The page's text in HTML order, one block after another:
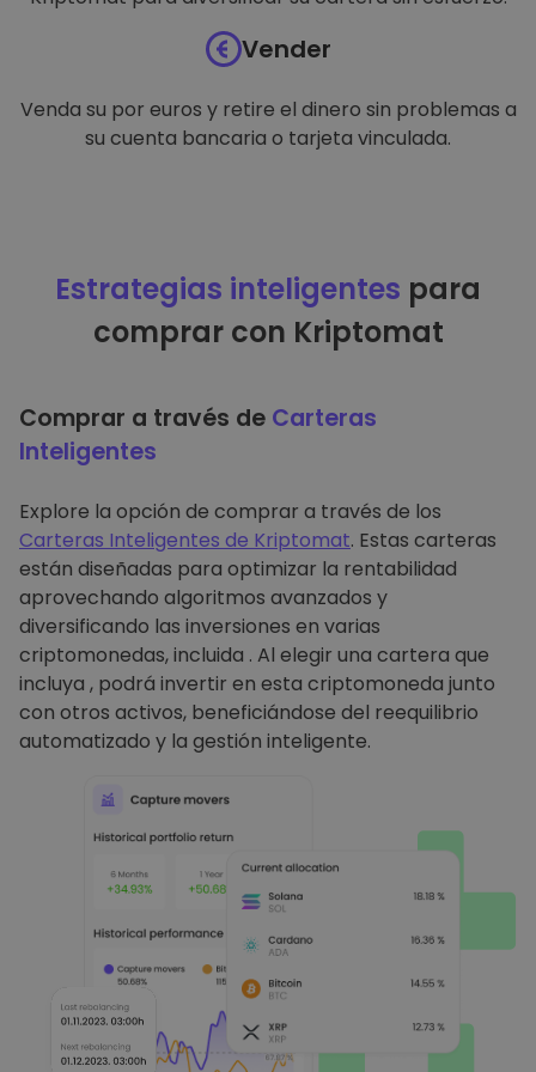
Vender
Venda su por euros y retire el dinero sin problemas a
su cuenta bancaria o tarjeta vinculada.
Estrategias inteligentes para
comprar con Kriptomat
Comprar a través de Carteras
Inteligentes
Explore la opción de comprar a través de los
Carteras Inteligentes de Kriptomat. Estas carteras
están diseñadas para optimizar la rentabilidad
aprovechando algoritmos avanzados y
diversificando las inversiones en varias
criptomonedas, incluida . Al elegir una cartera que
incluya , podrá invertir en esta criptomoneda junto
con otros activos, beneficiándose del reequilibrio
automatizado y la gestión inteligente.